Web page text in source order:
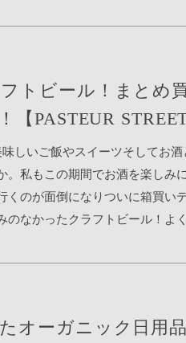
べたかったやつー！この国では
まいベタベタになることも多く
ことなかったです！ドーナツが
んて！こちらは見た目てっかて
どんなんやろと思ってたけど周
らもわかるようにカットしても
です！どれも正直美味しかった
インスタグラム：
ムは毎週水曜日無料デリバリー
在住のちょこさん7区の店舗を
ンタン区にはランドマークにみ
す。卵～！ 野菜や果物豊富とは
す♪ 牛乳などの乳製品やアイス、
カップラーメン！韓国と言えば
人街である７区で手に入るキム
強いのですが、その中でもこの
うなレベルで日本人の舌には合
高でした！ 日用品もあります。
ているものの中のクリーム部分
リームがマシュマロだったり美
トビール！まとめ
【PASTEUR STREET
しいご飯やスイーツそしてお
。私もこの期間でお酒を楽しみ
くのが面倒になりついに箱買い
のなかったクラフトビール！よ
ーストリート)】といれると ホ
ordering/restaurant/
3a23-428d-bc5e-
オーガニック日用